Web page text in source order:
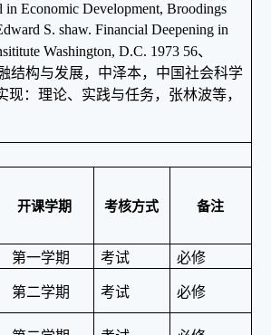
Economic Development, Broodings
S. shaw. Financial Deepening in
Washington, D.C. 1973 56、
结构与发展，中泽本，中国社会科学
：理论、实践与任务，张林波等，
开课学期 考核方式 备注
第一学期 考试 必修
第二学期 考试 必修